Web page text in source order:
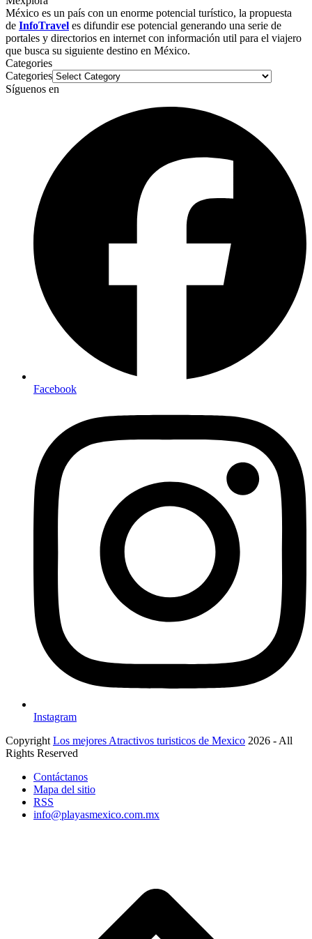
México es un país con un enorme potencial turístico, la propuesta
de InfoTravel es difundir ese potencial generando una serie de
portales y directorios en internet con información util para el viajero
que busca su siguiente destino en México.
Categories
Categories
Síguenos en
Facebook
Instagram
Copyright Los mejores Atractivos turisticos de Mexico 2026 - All
Rights Reserved
Contáctanos
Mapa del sitio
RSS
info@playasmexico.com.mx